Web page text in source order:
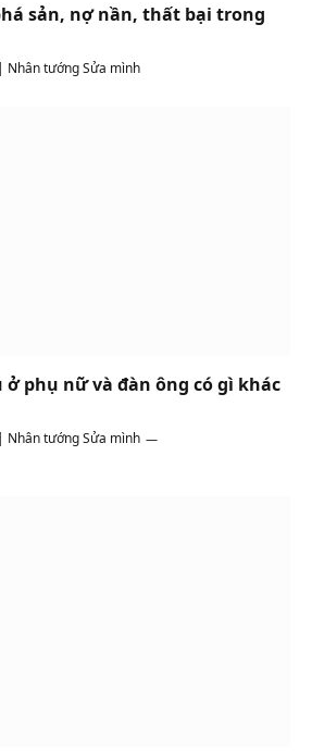
sản, nợ nần, thất bại trong
Nhân tướng Sửa mình
phụ nữ và đàn ông có gì khác
Nhân tướng Sửa mình